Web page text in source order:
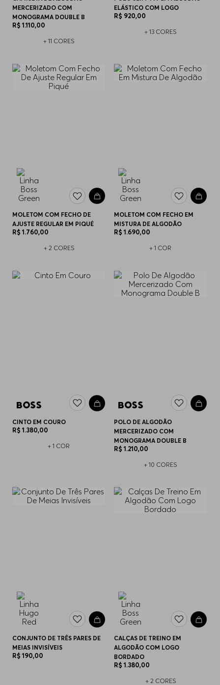
MERCERIZADO COM
MONOGRAMA DOUBLE B
R$ 1.110,00
+ 11 CORES
ELÁSTICO COM LOGO
R$ 920,00
+ 13 CORES
MOLETOM COM FECHO DE
AJUSTE REGULAR EM PIQUÉ
R$ 1.760,00
+ 2 CORES
MOLETOM COM FECHO EM
MISTURA DE ALGODÃO
R$ 1.690,00
+ 1 COR
CINTO EM COURO
R$ 1.380,00
+ 1 COR
POLO DE ALGODÃO
MERCERIZADO COM
MONOGRAMA DOUBLE B
R$ 1.210,00
+ 10 CORES
CONJUNTO DE TRÊS PARES DE
MEIAS INVISÍVEIS
R$ 190,00
CALÇAS DE TREINO EM
ALGODÃO COM LOGO
BORDADO
R$ 1.380,00
+ 2 CORES